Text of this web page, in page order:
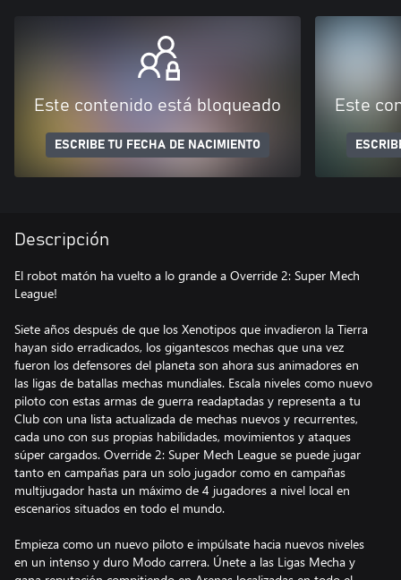
Este contenido está bloqueado
ESCRIBE TU FECHA DE NACIMIENTO
Este
Descripción
El robot matón ha vuelto a lo grande a Override 2: Super Mech
League!
Siete años después de que los Xenotipos que invadieron la Tierra
hayan sido erradicados, los gigantescos mechas que una vez
fueron los defensores del planeta son ahora sus animadores en
las ligas de batallas mechas mundiales. Escala niveles como nuevo
piloto con estas armas de guerra readaptadas y representa a tu
Club con una lista actualizada de mechas nuevos y recurrentes,
cada uno con sus propias habilidades, movimientos y ataques
súper cargados. Override 2: Super Mech League se puede jugar
tanto en campañas para un solo jugador como en campañas
multijugador hasta un máximo de 4 jugadores a nivel local en
escenarios situados en todo el mundo.
Empieza como un nuevo piloto e impúlsate hacia nuevos niveles
en un intenso y duro Modo carrera. Únete a las Ligas Mecha y